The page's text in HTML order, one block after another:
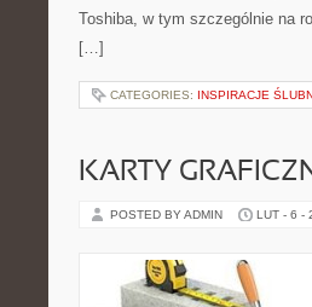
Toshiba, w tym szczególnie na
[…]
CATEGORIES: INSPIRACJE
KARTY
POSTED BY ADMIN LUT - 6 -